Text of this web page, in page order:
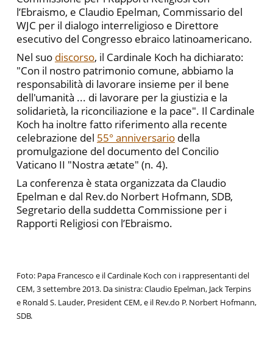
l’Ebraismo, e Claudio Epelman, Commissario del
WJC per il dialogo interreligioso e Direttore
esecutivo del Congresso ebraico latinoamericano.
Nel suo discorso, il Cardinale Koch ha dichiarato:
"Con il nostro patrimonio comune, abbiamo la
responsabilità di lavorare insieme per il bene
dell'umanità ... di lavorare per la giustizia e la
solidarietà, la riconciliazione e la pace". Il Cardinale
Koch ha inoltre fatto riferimento alla recente
celebrazione del 55° anniversario della
promulgazione del documento del Concilio
Vaticano II "Nostra ætate" (n. 4).
La conferenza è stata organizzata da Claudio
Epelman e dal Rev.do Norbert Hofmann, SDB,
Segretario della suddetta Commissione per i
Rapporti Religiosi con l’Ebraismo.
Foto: Papa Francesco e il Cardinale Koch con i rappresentanti del
CEM, 3 settembre 2013. Da sinistra: Claudio Epelman, Jack Terpins
e Ronald S. Lauder, President CEM, e il Rev.do P. Norbert Hofmann,
SDB.